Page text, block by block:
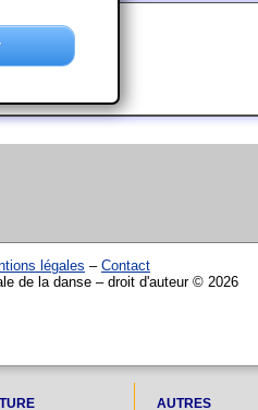
légales – Contact
de la danse – droit d'auteur © 2026
AUTRES